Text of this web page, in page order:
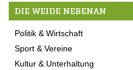
DIE WEIDE NEBENAN
Politik & Wirtschaft
Sport & Vereine
Kultur & Unterhaltung